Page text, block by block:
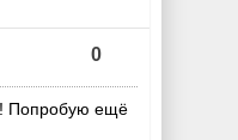
0
Попробую ещё